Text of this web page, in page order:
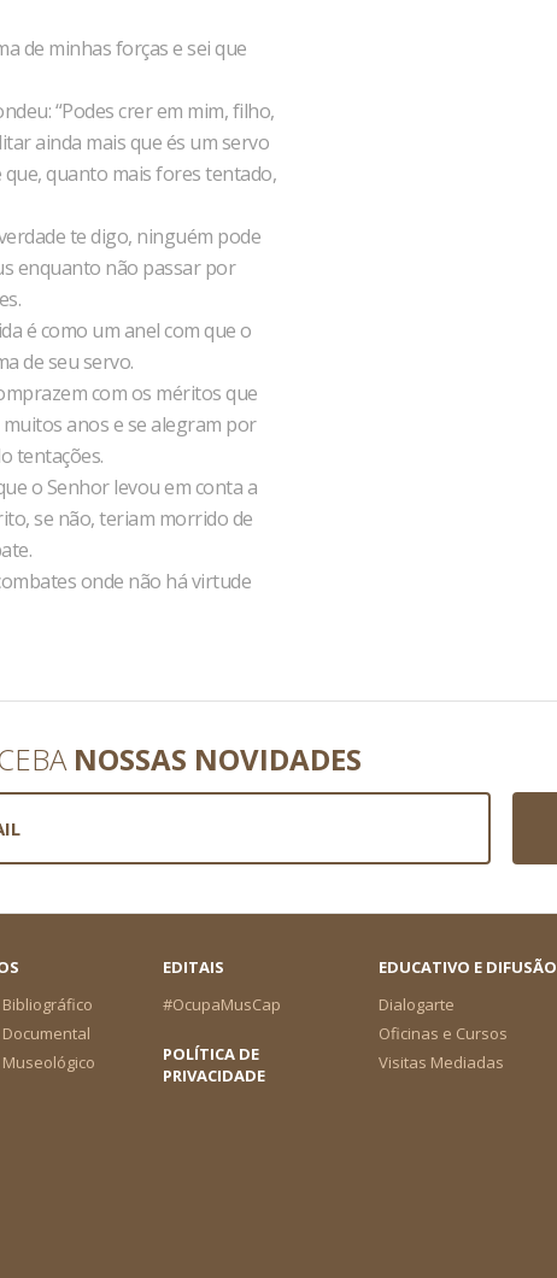
de minhas forças e sei que
“Podes crer em mim, filho,
ainda mais que és um servo
que, quanto mais fores tentado,
te digo, ninguém pode
enquanto não passar por
é como um anel com que o
de seu servo.
com os méritos que
anos e se alegram por
tentações.
o Senhor levou em conta a
se não, teriam morrido de
onde não há virtude
NOSSAS NOVIDADES
EDITAIS
#OcupaMusCap
EDUCATIVO E DIFUSÃO
Dialogarte
Oficinas e Cursos
Visitas Mediadas
POLÍTICA DE
PRIVACIDADE